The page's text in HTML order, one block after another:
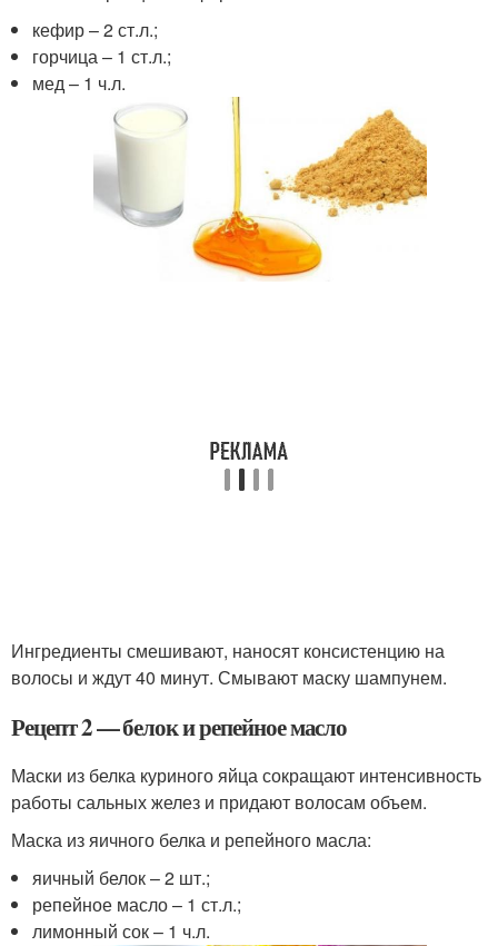
кефир – 2 ст.л.;
горчица – 1 ст.л.;
мед – 1 ч.л.
Ингредиенты смешивают, наносят консистенцию на
волосы и ждут 40 минут. Смывают маску шампунем.
Рецепт 2 — белок и репейное масло
Маски из белка куриного яйца сокращают интенсивность
работы сальных желез и придают волосам объем.
Маска из яичного белка и репейного масла:
яичный белок – 2 шт.;
репейное масло – 1 ст.л.;
лимонный сок – 1 ч.л.